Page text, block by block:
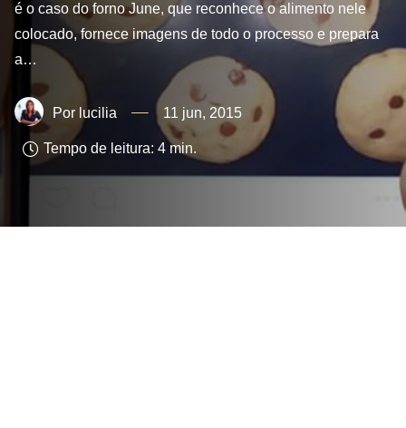
é o caso do forno June, que reconhece o alimento nele
colocado, fornece imagens de todo o processo e prepara
a…
lucilia 11 jun, 2015
Tempo de leitura: 4 min.